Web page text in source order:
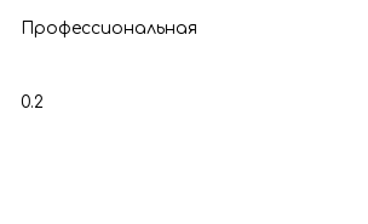
Профессиональная
0.2